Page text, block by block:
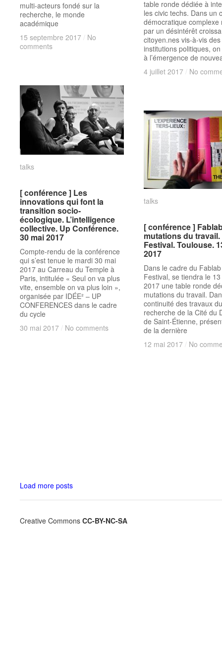
multi-acteurs fondé sur la
recherche, le monde
académique
15 septembre 2017 / No
comments
15 septembre 2017 / No
comments
table ronde dédiée à
les civic techs. Dans un
démocratique complexe
par un désintérêt
citoyen.nes vis-à-vis des
institutions politiques,
à l’émergence de
4 juillet 2017 / No
4 juillet 2017 / No
talks
[ conférence ] Les
innovations qui font la
transition socio-
écologique. L’intelligence
collective. Up Conférence.
30 mai 2017
Compte-rendu de la conférence
qui s’est tenue le mardi 30 mai
2017 au Carreau du Temple à
Paris, intitulée « Seul on va plus
vite, ensemble on va plus loin »,
organisée par IDÉE² – UP
CONFERENCES dans le cadre
du cycle
30 mai 2017 / No comments
talks
[ conférence ] Les
innovations qui font la
transition socio-
écologique. L’intelligence
collective. Up Conférence.
30 mai 2017
30 mai 2017 / No comments
talks
[ conférence ]
mutations du
Festival. Toulouse.
2017
Dans le cadre du Fablab
Festival, se tiendra le
2017 une table ronde
mutations du travail.
continuité des travaux
recherche de la Cité du
de Saint-Étienne,
de la dernière
12 mai 2017 / No
talks
[ conférence ]
mutations du
Festival. Toulouse.
2017
12 mai 2017 / No
Load more posts
Creative Commons CC-BY-NC-SA